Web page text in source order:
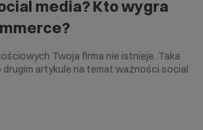
media? Kto wygra
Twoja firma nie istnieje. Taka
drugim artykule na temat ważności social